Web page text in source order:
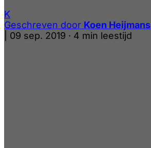
K
Geschreven door Koen Heijmans
09 sep. 2019 · 4 min leestijd